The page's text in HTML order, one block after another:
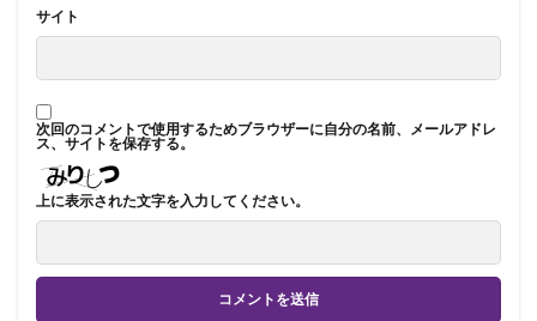
サイト
次回のコメントで使用するためブラウザーに自分の名前、メールアドレ
ス、サイトを保存する。
上に表示された文字を入力してください。